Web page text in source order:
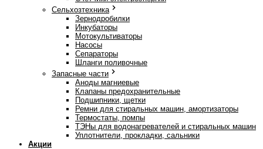
Сельхозтехника
Зернодробилки
Инкубаторы
Мотокультиваторы
Насосы
Сепараторы
Шланги поливочные
Запасные части
Аноды магниевые
Клапаны предохранительные
Подшипники, щетки
Ремни для стиральных машин, амортизаторы
Термостаты, помпы
ТЭНы для водонагревателей и стиральных машин
Уплотнители, прокладки, сальники
Акции